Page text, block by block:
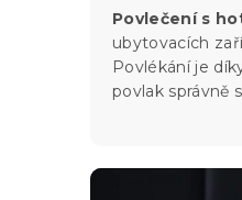
Povlečení s
ubytovacích
Povlékání je
povlak správně